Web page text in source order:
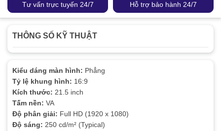
Tư vấn trực tuyến 24/7
Hỗ trợ bảo hành 24/7
THÔNG SỐ KỸ THUẬT
Kiểu dáng màn hình: Phẳng
Tỷ lệ khung hình: 16:9
Kích thước: 21.5 inch
Tấm nền: VA
Độ phân giải: Full HD (1920 x 1080)
Độ sáng: 250 cd/m² (Typical)